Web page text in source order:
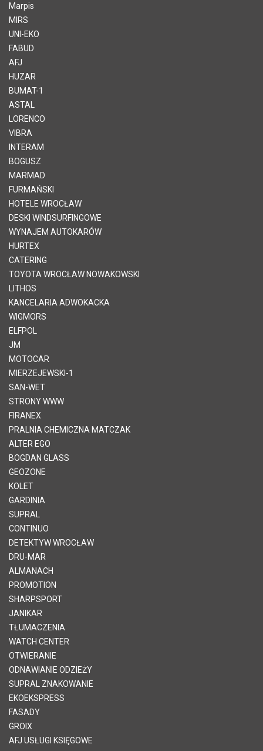
Marpis
MIRS
UNI-EKO
FABUD
AFJ
HUZAR
BUMAT-1
ASTAL
LORENCO
VIBRA
INTERAM
BOGUSZ
MARMAD
FURMAŃSKI
HOTELE WROCŁAW
DESKI WINDSURFINGOWE
WYNAJEM AUTOKARÓW
HURTEX
CATERING
TOYOTA WROCŁAW NOWAKOWSKI
LITHOS
KANCELARIA ADWOKACKA
WIGMORS
ELFPOL
JM
MOTOCAR
MIERZEJEWSKI-1
SAN-WET
STRONY WWW
FIRANEX
PRALNIA CHEMICZNA MATCZAK
ALTER EGO
BOGDAN GLASS
GEOZONE
KOLET
GARDINIA
SUPRAL
CONTINUO
DETEKTYW WROCŁAW
DRU-MAR
ALMANACH
PROMOTION
SHARPSPORT
JANIKAR
TŁUMACZENIA
WATCH CENTER
OTWIERANIE
ODNAWIANIE ODZIEŻY
SUPRAL ZNAKOWANIE
EKOEKSPRESS
FASADY
GROIX
AFJ USŁUGI KSIĘGOWE